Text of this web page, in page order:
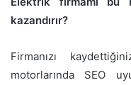
kazandırır?
Firmanızı
motorlarında SEO